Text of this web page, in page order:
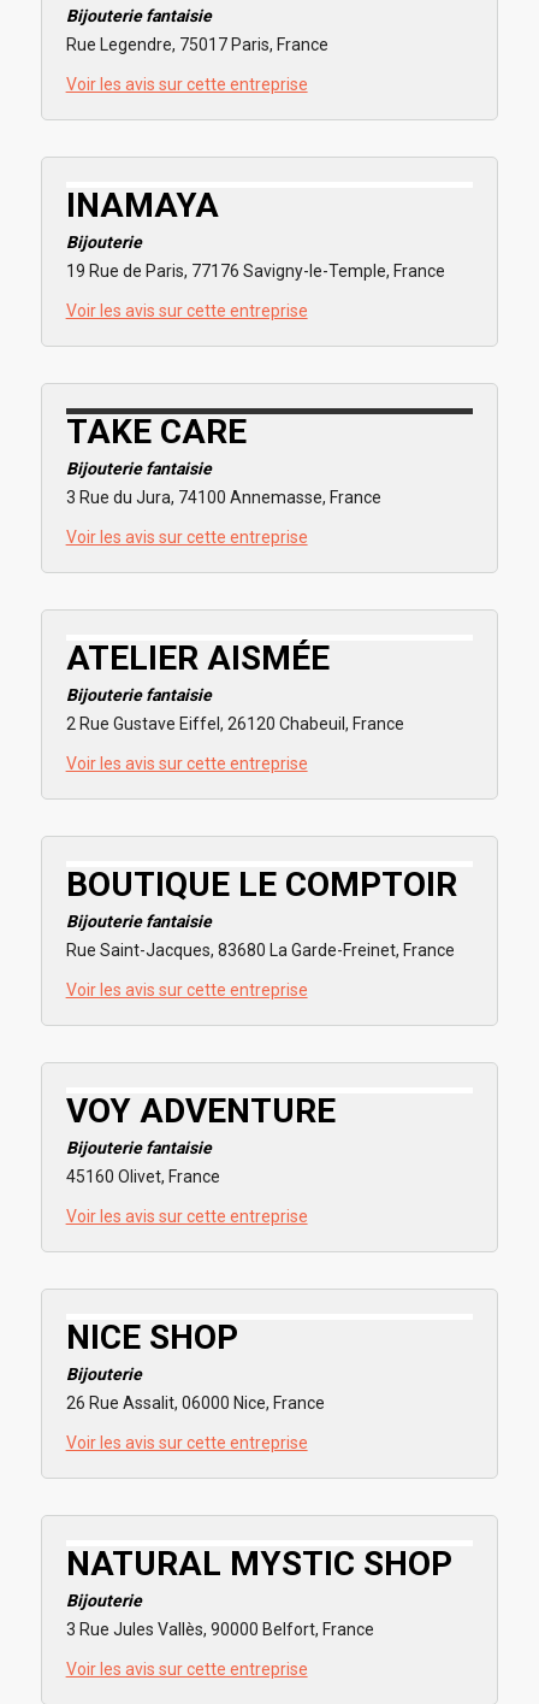
Bijouterie fantaisie
Rue Legendre, 75017 Paris, France
Voir les avis sur cette entreprise
INAMAYA
Bijouterie
19 Rue de Paris, 77176 Savigny-le-Temple, France
Voir les avis sur cette entreprise
TAKE CARE
Bijouterie fantaisie
3 Rue du Jura, 74100 Annemasse, France
Voir les avis sur cette entreprise
ATELIER AISMÉE
Bijouterie fantaisie
2 Rue Gustave Eiffel, 26120 Chabeuil, France
Voir les avis sur cette entreprise
BOUTIQUE LE COMPTOIR
Bijouterie fantaisie
Rue Saint-Jacques, 83680 La Garde-Freinet, France
Voir les avis sur cette entreprise
VOY ADVENTURE
Bijouterie fantaisie
45160 Olivet, France
Voir les avis sur cette entreprise
NICE SHOP
Bijouterie
26 Rue Assalit, 06000 Nice, France
Voir les avis sur cette entreprise
NATURAL MYSTIC SHOP
Bijouterie
3 Rue Jules Vallès, 90000 Belfort, France
Voir les avis sur cette entreprise